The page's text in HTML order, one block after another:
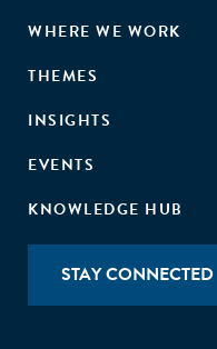
WHERE WE WORK
THEMES
INSIGHTS
EVENTS
KNOWLEDGE HUB
STAY CONNECTED